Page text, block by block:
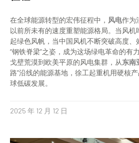
在全球能源转型的宏伟征程中， 风电 作为
以前所未有的速度重塑能源格局。当风机
起绿色风帆，当中国风机不断突破高度、
“钢铁脊梁”之姿，成为这场绿电革命的有
戈壁荒漠到欧美平原的风电集群，从东南
路”沿线的能源基地，徐工起重机用硬核产